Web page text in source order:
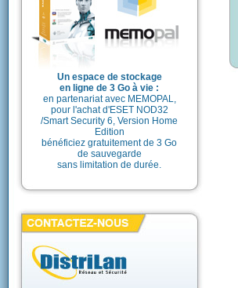
Un espace de stockage
en ligne de 3 Go à vie :
en partenariat avec MEMOPAL,
pour l'achat d'ESET NOD32
/Smart Security 6, Version Home
Edition
bénéficiez gratuitement de 3 Go
de sauvegarde
sans limitation de durée.